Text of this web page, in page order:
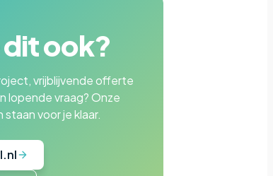
dit ook?
vrijblijvende offerte
lopende vraag? Onze
voor je klaar.